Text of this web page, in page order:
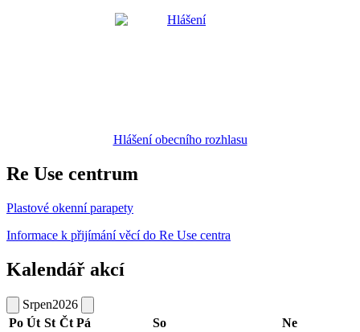
Hlášení obecního rozhlasu
Re Use centrum
Plastové okenní parapety
Informace k přijímání věcí do Re Use centra
Kalendář akcí
Srpen2026
Po Út St Čt Pá So
Ne